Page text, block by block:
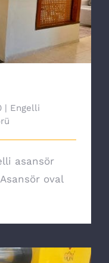
| Engelli
asansör
oval